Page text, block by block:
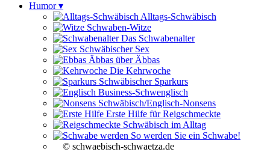
Humor ▾
Alltags-Schwäbisch
Schwaben-Witze
Das Schwabenalter
Schwäbischer Sex
Äbbas über Äbbas
Die Kehrwoche
Schwäbischer Sparkurs
Business-Schwenglisch
Schwäbisch/Englisch-Nonsens
Erste Hilfe für Reigschmeckte
Schwäbisch im Alltag
So werden Sie ein Schwabe!
© schwaebisch-schwaetza.de